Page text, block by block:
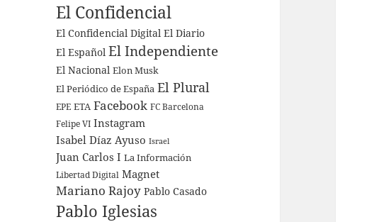
El Confidencial
El Confidencial Digital El Diario
El Español El Independiente
El Nacional Elon Musk
El Periódico de España El Plural
EPE ETA Facebook FC Barcelona
Felipe VI Instagram
Isabel Díaz Ayuso Israel
Juan Carlos I La Información
Libertad Digital Magnet
Mariano Rajoy Pablo Casado
Pablo Iglesias